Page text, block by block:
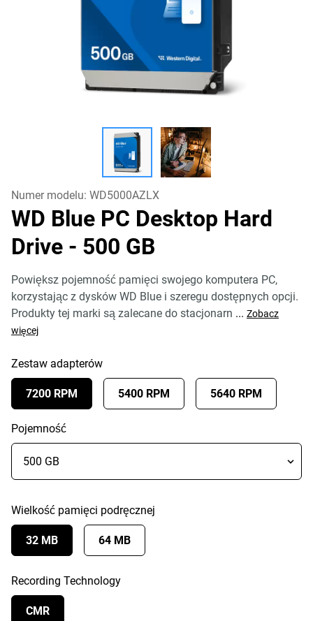
Numer modelu: WD5000AZLX
WD Blue PC Desktop Hard
Drive - 500 GB
Powiększ pojemność pamięci swojego komputera PC,
korzystając z dysków WD Blue i szeregu dostępnych opcji.
Produkty tej marki są zalecane do stacjonarn ... Zobacz
więcej
Zestaw adapterów
7200 RPM 5400 RPM 5640 RPM
Pojemność
Wielkość pamięci podręcznej
32 MB 64 MB
Recording Technology
CMR